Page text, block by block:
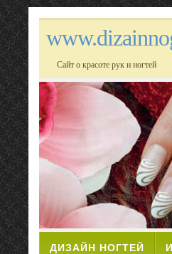
Сайт о красоте рук и ногтей
ДИЗАЙН НОГТЕЙ